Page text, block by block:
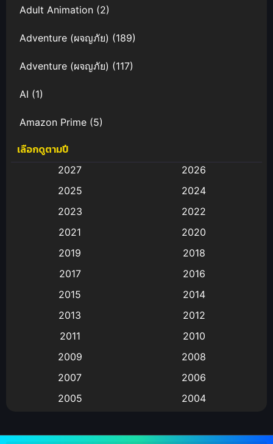
Adult Animation (2)
Adventure (ผจญภัย) (189)
Adventure (ผจญภัย) (117)
AI (1)
Amazon Prime (5)
Anal (ประตูหลัง)
Animation การ์ตูน
Animation อนิเมะ
Animation แอนิเมชัน
(9)
Big tits (นมใหญ่)
Bitch (ผู้หญิงร่าน)
เลือกดูตามปี
2027
2026
2025
2024
2023
2022
2021
2020
2019
2018
2017
2016
2015
2014
2013
2012
2011
2010
2009
2008
2007
2006
2005
2004